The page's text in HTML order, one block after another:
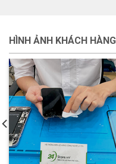
HÌNH ẢNH KHÁCH